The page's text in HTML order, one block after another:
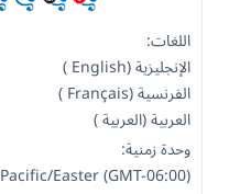
اللغات:
الإنجليزية (English )
الفرنسية (Français )
العربية (العربية )
وحدة زمنية:
Pacific/Easter (GMT-06:00)